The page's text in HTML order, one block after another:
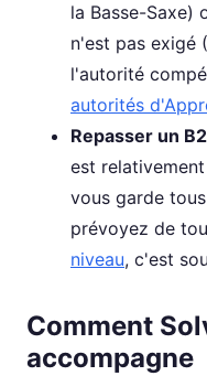
la Basse-Saxe)
n'est pas exigé
l'autorité
autorités
Repasser un
est
vous garde
prévoyez de
niveau, c'est
Comment
accompagne